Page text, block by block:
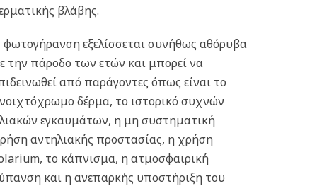
βλάβης.
φωτογήρανση εξελίσσεται συνήθως αθόρυβα
την πάροδο των ετών και μπορεί να
από παράγοντες όπως είναι το
δέρμα, το ιστορικό συχνών
εγκαυμάτων, η μη συστηματική
αντηλιακής προστασίας, η χρήση
το κάπνισμα, η ατμοσφαιρική
και η ανεπαρκής υποστήριξη του